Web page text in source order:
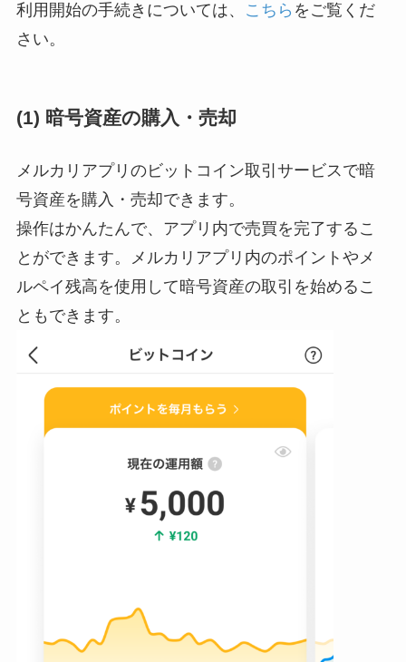
利用開始の手続きについては、
こちら をご覧くだ
さい。
(1) 暗号資産の購入・売却
メルカリアプリのビットコイン取引サービスで暗
号資産を購入・売却できます。
操作はかんたんで、アプリ内で売買を完了するこ
とができます。メルカリアプリ内のポイントやメ
ルペイ残高を使用して暗号資産の取引を始めるこ
ともできます。